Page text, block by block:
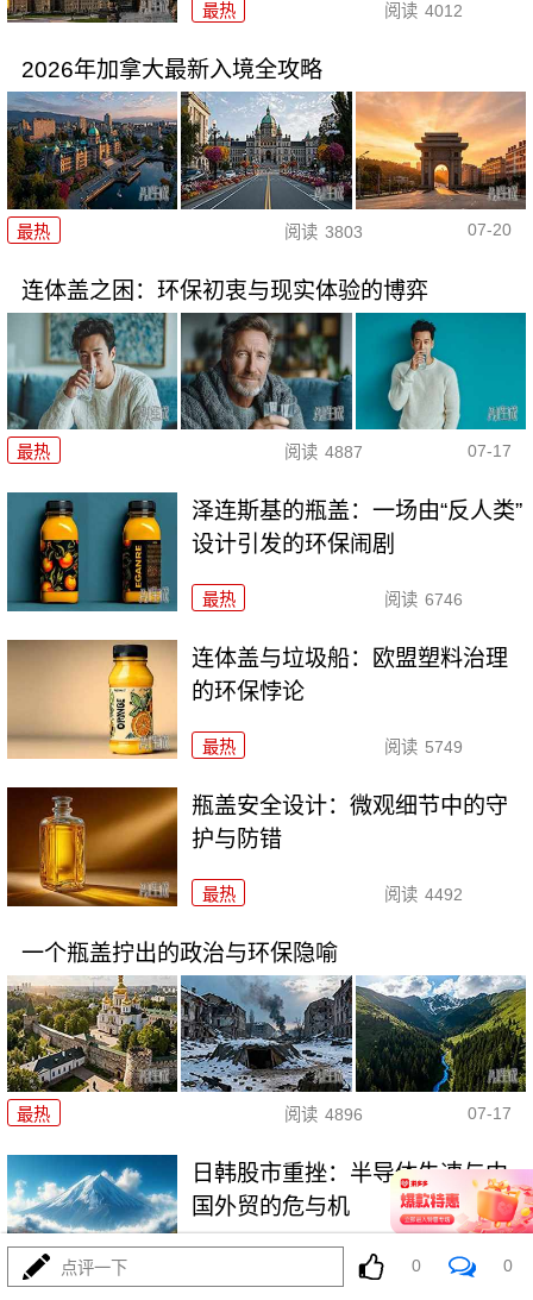
最热 阅读 4012
2026年加拿大最新入境全攻略
最热 阅读 3803 07-20
连体盖之困：环保初衷与现实体验的博弈
最热 阅读 4887 07-17
泽连斯基的瓶盖：一场由“反人类”
设计引发的环保闹剧
最热 阅读 6746
连体盖与垃圾船：欧盟塑料治理
的环保悖论
最热 阅读 5749
瓶盖安全设计：微观细节中的守
护与防错
最热 阅读 4492
一个瓶盖拧出的政治与环保隐喻
最热 阅读 4896 07-17
日韩股市重挫：半导体失速与中
国外贸的危与机
阅读 6744
点评一下 0 0